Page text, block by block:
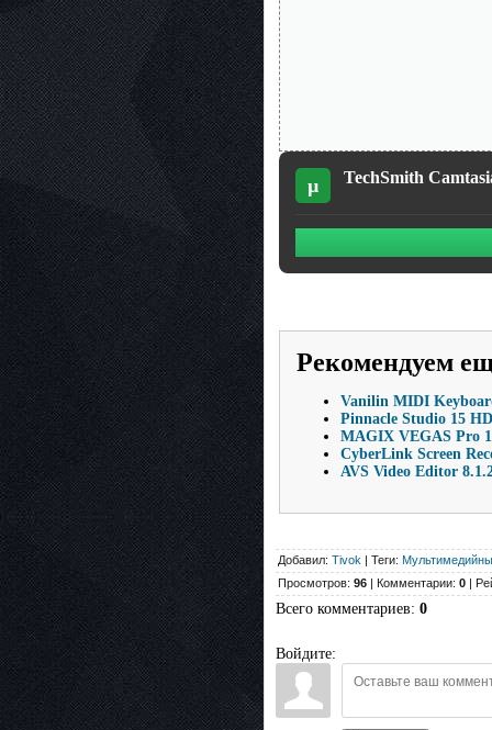
µ TechSmith
Рекомендуем
Vanilin MIDI
Pinnacle Studio 15
MAGIX VEGAS Pro
CyberLink Screen
AVS Video Editor
Добавил: Tivok | Теги:
Просмотров: 96 | Комментарии: 0 |
Всего комментариев: 0
Войдите: